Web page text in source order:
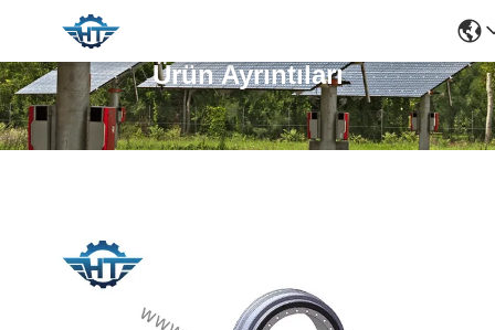
Ürün Ayrıntıları